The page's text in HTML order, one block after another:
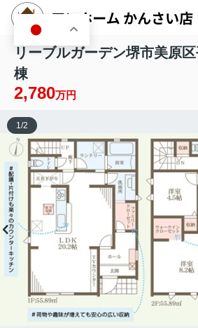
リーブルガーデン堺市美原
棟
2,780万円
1/2